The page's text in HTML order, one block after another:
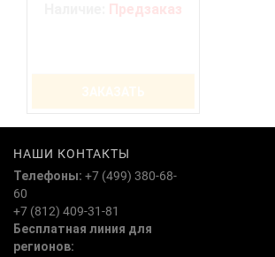
Предзаказ
НАШИ КОНТАКТЫ
Телефоны: +7 (499) 380-68-
60
+7 (812) 409-31-81
Бесплатная линия для
регионов: